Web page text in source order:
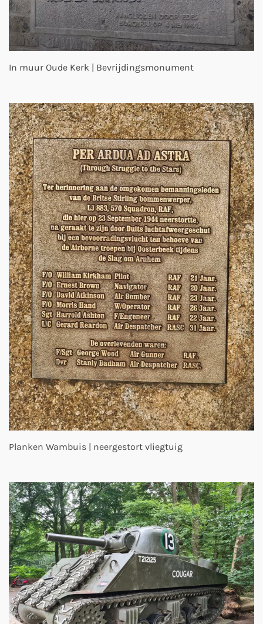
In muur Oude Kerk | Bevrijdingsmonument
Planken Wambuis | neergestort vliegtuig